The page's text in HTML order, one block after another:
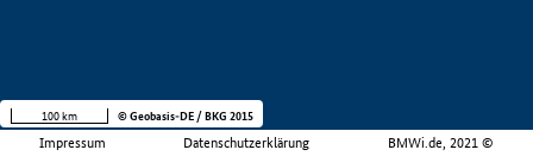
Impressum Datenschutzerklärung BMWi.de, 2021 ©
100 km © Geobasis-DE / BKG 2015